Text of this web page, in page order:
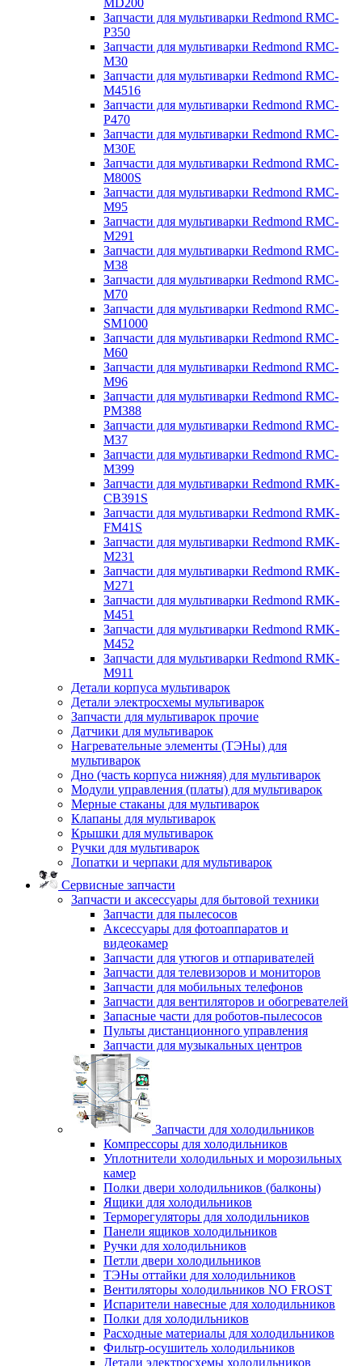
MD200
Запчасти для мультиварки Redmond RMC-
P350
Запчасти для мультиварки Redmond RMC-
M30
Запчасти для мультиварки Redmond RMC-
M4516
Запчасти для мультиварки Redmond RMC-
P470
Запчасти для мультиварки Redmond RMC-
M30E
Запчасти для мультиварки Redmond RMC-
M800S
Запчасти для мультиварки Redmond RMC-
M95
Запчасти для мультиварки Redmond RMC-
M291
Запчасти для мультиварки Redmond RMC-
M38
Запчасти для мультиварки Redmond RMC-
M70
Запчасти для мультиварки Redmond RMC-
SM1000
Запчасти для мультиварки Redmond RMC-
M60
Запчасти для мультиварки Redmond RMC-
M96
Запчасти для мультиварки Redmond RMC-
PM388
Запчасти для мультиварки Redmond RMC-
M37
Запчасти для мультиварки Redmond RMC-
M399
Запчасти для мультиварки Redmond RMK-
CB391S
Запчасти для мультиварки Redmond RMK-
FM41S
Запчасти для мультиварки Redmond RMK-
M231
Запчасти для мультиварки Redmond RMK-
M271
Запчасти для мультиварки Redmond RMK-
M451
Запчасти для мультиварки Redmond RMK-
M452
Запчасти для мультиварки Redmond RMK-
M911
Детали корпуса мультиварок
Детали электросхемы мультиварок
Запчасти для мультиварок прочие
Датчики для мультиварок
Нагревательные элементы (ТЭНы) для
мультиварок
Дно (часть корпуса нижняя) для мультиварок
Модули управления (платы) для мультиварок
Мерные стаканы для мультиварок
Клапаны для мультиварок
Крышки для мультиварок
Ручки для мультиварок
Лопатки и черпаки для мультиварок
Сервисные запчасти
Запчасти и аксессуары для бытовой техники
Запчасти для пылесосов
Аксессуары для фотоаппаратов и
видеокамер
Запчасти для утюгов и отпаривателей
Запчасти для телевизоров и мониторов
Запчасти для мобильных телефонов
Запчасти для вентиляторов и обогревателей
Запасные части для роботов-пылесосов
Пульты дистанционного управления
Запчасти для музыкальных центров
Запчасти для холодильников
Компрессоры для холодильников
Уплотнители холодильных и морозильных
камер
Полки двери холодильников (балконы)
Ящики для холодильников
Терморегуляторы для холодильников
Панели ящиков холодильников
Ручки для холодильников
Петли двери холодильников
ТЭНы оттайки для холодильников
Вентиляторы холодильников NO FROST
Испарители навесные для холодильников
Полки для холодильников
Расходные материалы для холодильников
Фильтр-осушитель холодильников
Детали электросхемы холодильников